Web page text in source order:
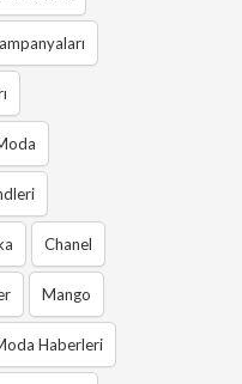
Chanel
Mango
Haberleri